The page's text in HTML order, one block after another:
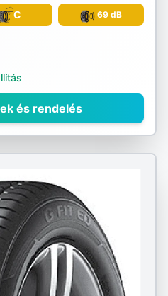
C 69 dB
és rendelés